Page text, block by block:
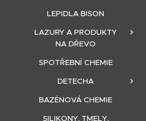
LEPIDLA BISON
LAZURY A PRODUKTY
NA DŘEVO
SPOTŘEBNÍ CHEMIE
DETECHA
BAZÉNOVÁ CHEMIE
SILIKONY, TMELY,